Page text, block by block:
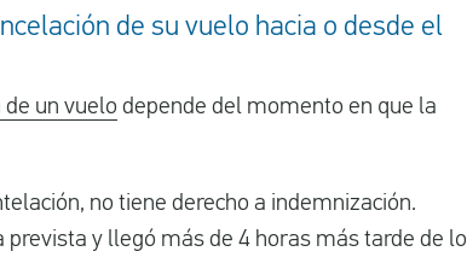
de su vuelo hacia o desde el
de un vuelo depende del momento en que la
no tiene derecho a indemnización.
y llegó más de 4 horas más tarde de lo